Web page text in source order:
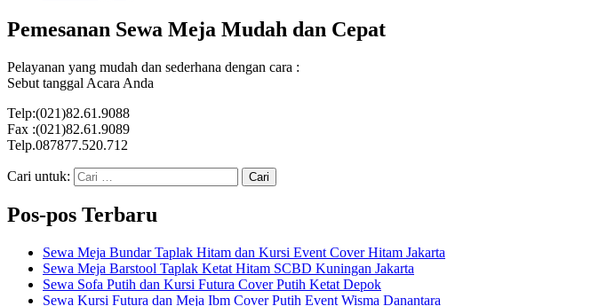
Pemesanan Sewa Meja Mudah dan Cepat
Pelayanan yang mudah dan sederhana dengan cara :
Sebut tanggal Acara Anda
Telp:(021)82.61.9088
Fax :(021)82.61.9089
Telp.087877.520.712
Cari untuk:
Pos-pos Terbaru
Sewa Meja Bundar Taplak Hitam dan Kursi Event Cover Hitam Jakarta
Sewa Meja Barstool Taplak Ketat Hitam SCBD Kuningan Jakarta
Sewa Sofa Putih dan Kursi Futura Cover Putih Ketat Depok
Sewa Kursi Futura dan Meja Ibm Cover Putih Event Wisma Danantara